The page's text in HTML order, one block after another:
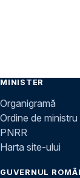
MINISTER
Organigramă
Ordine de ministru
PNRR
Harta site-ului
GUVERNUL